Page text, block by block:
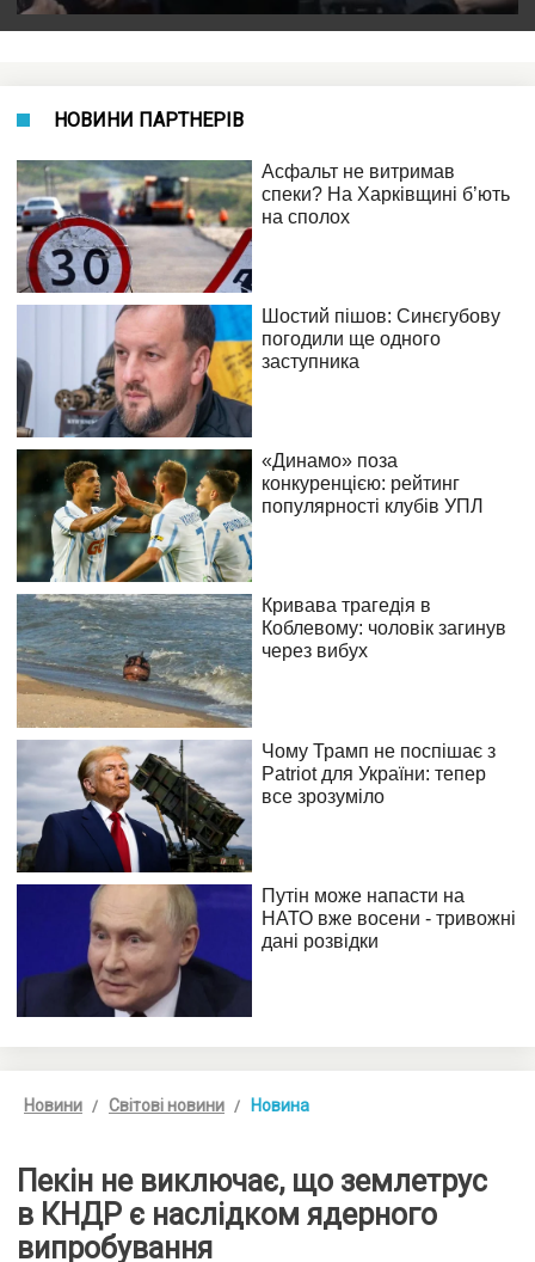
НОВИНИ ПАРТНЕРІВ
Новини Світові новини Новина
Пекін не виключає, що землетрус
в КНДР є наслідком ядерного
випробування